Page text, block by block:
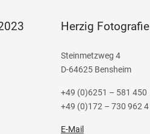
Herzig Fotografie
Steinmetzweg 4
D-64625 Bensheim
+49 (0)6251 – 581 450
+49 (0)172 – 730 962 4
E-Mail